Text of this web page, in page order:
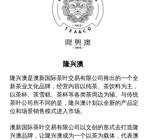
隆兴澳
隆兴澳是澳新国际茶叶交易有限公司推出的一个全
新茶业文化品牌，经营内容以纯茶、茶饮料为主，
以茶杯、茶雪糕、茶杯等各类茶周边为辅。与传统
茶叶公司所不同的是，隆兴澳计划以全新的产品定
位和场景销售模式进入市场。
澳新国际茶叶交易有限公司以文创的形式去打造隆
兴澳品牌，让隆兴澳成为一个以茶为载体，代表澳